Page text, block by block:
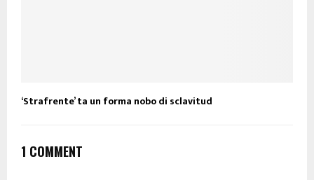
‘Strafrente’ ta un forma nobo di sclavitud
1 COMMENT